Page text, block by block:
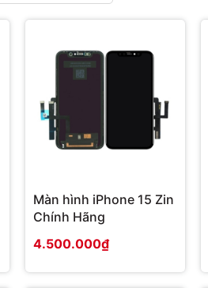
Màn hình iPhone 15 Zin
Chính Hãng
4.500.000₫